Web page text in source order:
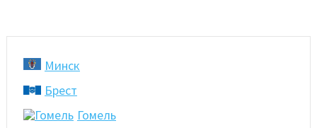
Минск
Брест
Гомель